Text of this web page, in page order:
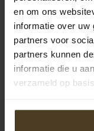
en om ons
informatie over uw
partners voor
partners kunnen
informatie die u
verzameld op